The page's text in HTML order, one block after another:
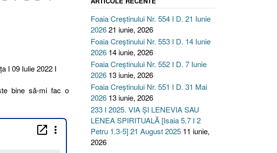
I 09 Iulie 2022 I
bine să-mi fac o
Foaia Creștinului Nr. 554 I D. 21 Iunie
202621 iunie, 2026
Foaia Creștinului Nr. 553 I D. 14 Iunie
2026 14 iunie, 2026
Foaia Creștinului Nr. 552 I D. 7 Iunie
2026 13 iunie, 2026
Foaia Creștinului Nr. 551 I D. 31 Mai
2026 13 iunie, 2026
233 I 2025. VIA ȘI LENEVIA SAU
LENEA SPIRITUALĂ [Isaia 5.7 I 2
Petru 1.3-5] 21 August 2025 11 iunie,
2026